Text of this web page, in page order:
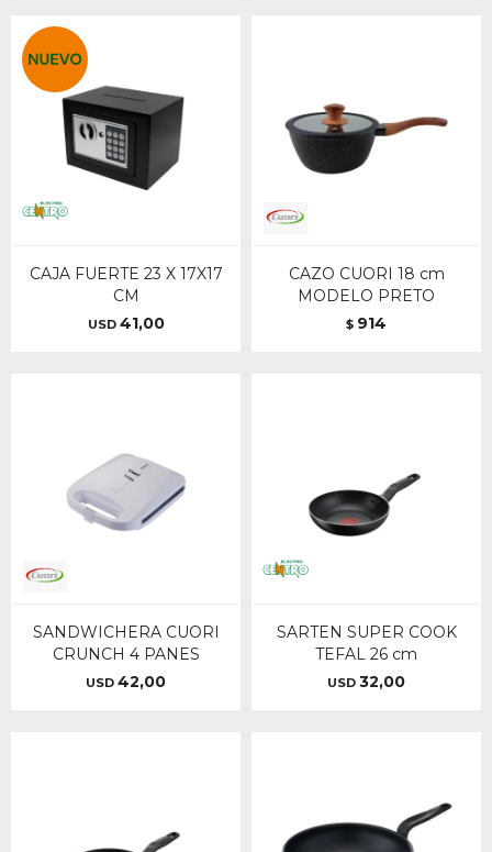
CAJA FUERTE 23 X 17X17
CM
USD 41,00
CAZO CUORI 18 cm
MODELO PRETO
$ 914
SANDWICHERA CUORI
CRUNCH 4 PANES
USD 42,00
SARTEN SUPER COOK
TEFAL 26 cm
USD 32,00